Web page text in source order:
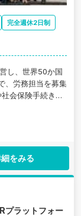
完全週休2日制
し、世界50か国
、労務担当を募集
会保険手続き、
経験できる環境
機会もあり、実
につきます。 少
ャリアを積み上
をみる
プラットフォー